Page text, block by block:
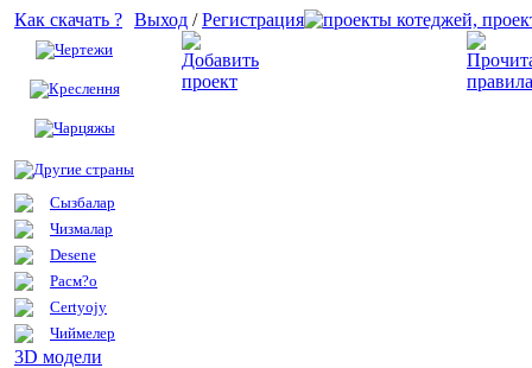
Как скачать ?
Чертежи
Креслення
Чарцяжы
Другие страны
Сызбалар
Чизмалар
Desene
Расм?о
Certyojy
Чиймелер
3D модели
Выход /Регистрация